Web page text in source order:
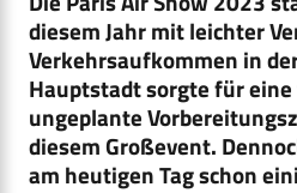
diesem Jahr mit leichter
Verkehrsaufkommen in
Hauptstadt sorgte für
ungeplante
diesem Großevent.
am heutigen Tag schon